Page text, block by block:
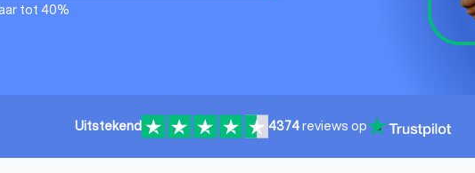
tot 40%
Uitstekend 4374reviews op